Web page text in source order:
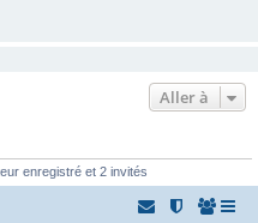
Aller à
enregistré et 2 invités